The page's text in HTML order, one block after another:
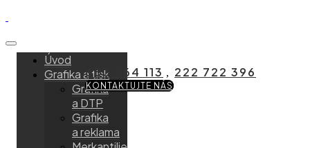
603 264 113 , 222 722 396
KONTAKTUJTE NÁS
Úvod
Grafika a tisk
Grafika
a DTP
Grafika
a reklama